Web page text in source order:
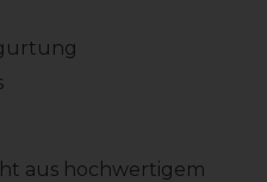
aus hochwertigem